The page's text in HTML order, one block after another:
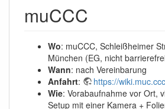
muCCC
Wo: muCCC, Schleißheimer
München (EG, nicht
Wann: nach Vereinbarung
Anfahrt:
https://
Wie: Vorabaufnahme vor Ort,
Setup mit einer Kamera +